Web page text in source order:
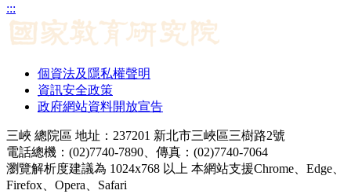
:::
個資法及隱私權聲明
資訊安全政策
政府網站資料開放宣告
三峽 總院區 地址：237201 新北市三峽區三樹路2號
電話總機：(02)7740-7890、傳真：(02)7740-7064
瀏覽解析度建議為 1024x768 以上 本網站支援Chrome、Edge、
Firefox、Opera、Safari